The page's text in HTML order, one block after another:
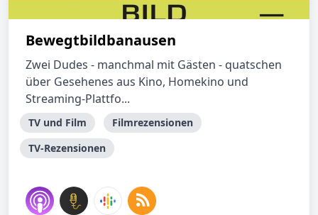
Bewegtbildbanausen
Zwei Dudes - manchmal mit Gästen - quatschen
über Gesehenes aus Kino, Homekino und
Streaming-Plattfo...
TV und Film
Filmrezensionen
TV-Rezensionen